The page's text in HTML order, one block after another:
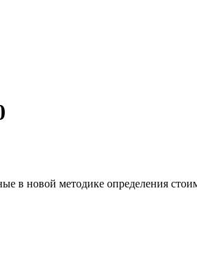
в новой методике определения